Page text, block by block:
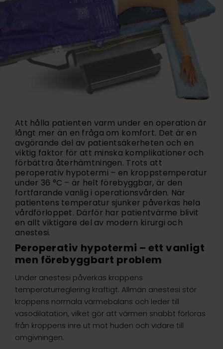
Att hålla patienten varm under en operation är
långt mer än en fråga om komfort. Det är en
avgörande del av patientsäkerheten och en
viktig faktor för att minska komplikationer och
förbättra återhämtningen. Trots att
peroperativ hypotermi – en kroppstemperatur
under 36 °C – är helt förebyggbar, är den
fortfarande vanlig i operationsvården. När
patientens temperatur sjunker påverkas hela
vårdförloppet. Därför har patientvärme blivit
en allt viktigare del av modern kirurgi och
anestesi.
Peroperativ hypotermi – ett vanligt
men förebyggbart problem
Under anestesi påverkas kroppens
temperaturreglering kraftigt. Allmän anestesi stör
kroppens normala värmebalans och leder till
vasodilatation, vilket gör att värmen snabbt förloras
från kroppens inre ut mot huden och vidare till
omgivningen.